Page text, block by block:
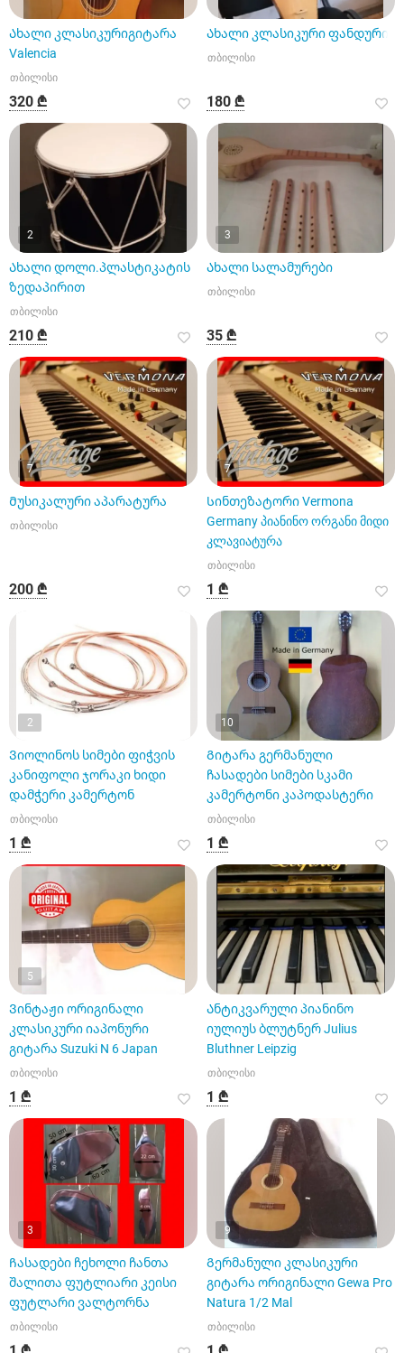
Ახალი კლასიკურიგიტარა
Valencia
თბილისი
320 ₾
Ახალი კლასიკური ფანდური
თბილისი
180 ₾
2
Ახალი დოლი.პლასტიკატის
ზედაპირით
თბილისი
210 ₾
3
Ახალი სალამურები
თბილისი
35 ₾
7
Მუსიკალური აპარატურა
თბილისი
200 ₾
7
Სინთეზატორი Vermona
Germany პიანინო ორგანი მიდი
კლავიატურა
თბილისი
1 ₾
2
Ვიოლინოს სიმები ფიჭვის
კანიფოლი ჯორაკი ხიდი
დამჭერი კამერტონ
თბილისი
1 ₾
10
Გიტარა გერმანული
ჩასადები სიმები სკამი
კამერტონი კაპოდასტერი
თბილისი
1 ₾
5
Ვინტაჟი ორიგინალი
კლასიკური იაპონური
გიტარა Suzuki N 6 Japan
თბილისი
1 ₾
Ანტიკვარული პიანინო
იულიუს ბლუტნერ Julius
Bluthner Leipzig
თბილისი
1 ₾
3
Ჩასადები ჩეხოლი ჩანთა
შალითა ფუტლიარი კეისი
ფუტლარი ვალტორნა
თბილისი
9
Გერმანული კლასიკური
გიტარა ორიგინალი Gewa Pro
Natura 1/2 Mal
თბილისი